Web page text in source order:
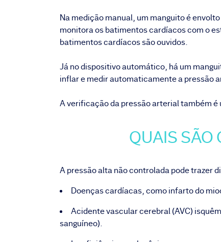
Na medição manual, um manguito é
monitora os batimentos cardíacos com o
batimentos cardíacos são ouvidos.
Já no dispositivo automático, há um
inflar e medir automaticamente a pressão
A verificação da pressão arterial também
QUAIS SÃO
A pressão alta não controlada pode trazer
Doenças cardíacas, como infarto do
Acidente vascular cerebral (AVC)
sanguíneo).